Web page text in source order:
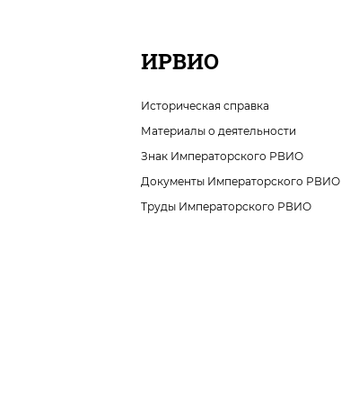
ИРВИО
Историческая справка
Материалы о деятельности
Знак Императорского РВИО
Документы Императорского РВИО
Труды Императорского РВИО